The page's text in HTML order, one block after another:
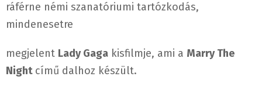
ráférne némi szanatóriumi tartózkodás,
mindenesetre
megjelent Lady Gaga kisfilmje, ami a Marry The
Night című dalhoz készült.